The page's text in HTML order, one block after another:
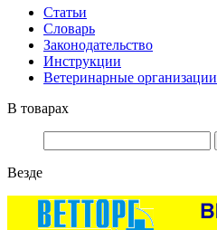
Статьи
Словарь
Законодательство
Инструкции
Ветеринарные организации
В товарах
Везде